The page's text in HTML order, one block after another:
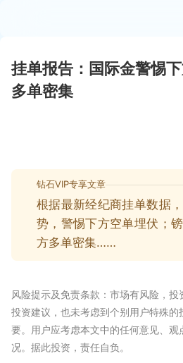
挂单报告：国际金警惕
多单密集
钻石VIP专享文章
根据最新经纪商挂单数据
势，警惕下方空单埋伏；
方多单密集……
风险提示及免责条款：市场有风险，投
投资建议，也未考虑到个别用户特殊的
要。用户应考虑本文中的任何意见、观
况。据此投资，责任自负。